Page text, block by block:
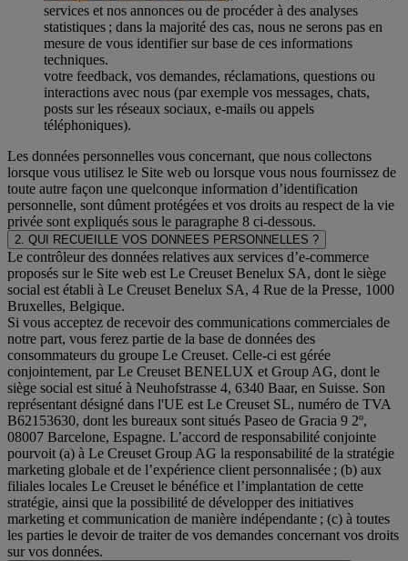
services et nos annonces ou de procéder à des analyses
statistiques ; dans la majorité des cas, nous ne serons pas en
mesure de vous identifier sur base de ces informations
techniques.
votre feedback, vos demandes, réclamations, questions ou
interactions avec nous (par exemple vos messages, chats,
posts sur les réseaux sociaux, e-mails ou appels
téléphoniques).
Les données personnelles vous concernant, que nous collectons
lorsque vous utilisez le Site web ou lorsque vous nous fournissez de
toute autre façon une quelconque information d’identification
personnelle, sont dûment protégées et vos droits au respect de la vie
privée sont expliqués sous le paragraphe 8 ci-dessous.
2. QUI RECUEILLE VOS DONNEES PERSONNELLES ?
Le contrôleur des données relatives aux services d’e-commerce
proposés sur le Site web est Le Creuset Benelux SA, dont le siège
social est établi à Le Creuset Benelux SA, 4 Rue de la Presse, 1000
Bruxelles, Belgique.
Si vous acceptez de recevoir des communications commerciales de
notre part, vous ferez partie de la base de données des
consommateurs du groupe Le Creuset. Celle-ci est gérée
conjointement, par Le Creuset BENELUX et Group AG, dont le
siège social est situé à Neuhofstrasse 4, 6340 Baar, en Suisse. Son
représentant désigné dans l'UE est Le Creuset SL, numéro de TVA
B62153630, dont les bureaux sont situés Paseo de Gracia 9 2º,
08007 Barcelone, Espagne. L’accord de responsabilité conjointe
pourvoit (a) à Le Creuset Group AG la responsabilité de la stratégie
marketing globale et de l’expérience client personnalisée ; (b) aux
filiales locales Le Creuset le bénéfice et l’implantation de cette
stratégie, ainsi que la possibilité de développer des initiatives
marketing et communication de manière indépendante ; (c) à toutes
les parties le devoir de traiter de vos demandes concernant vos droits
sur vos données.